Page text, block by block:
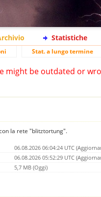
Statistiche
Stat. a lungo termine
might be outdated or
la rete "blitztortung".
06.08.2026 06:04:24 UTC
06.08.2026 05:52:29 UTC
5,7 MB (Oggi)